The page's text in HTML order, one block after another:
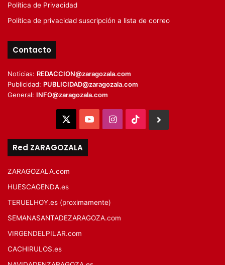
Política de Privacidad
Política de privacidad suscripción a lista de correo
Contacto
Noticias: REDACCION@zaragozala.com
Publicidad: PUBLICIDAD@zaragozala.com
General: INFO@zaragozala.com
YouTubeInstagram
TikTok
Red ZARAGOZALA
ZARAGOZALA.com
HUESCAGENDA.es
TERUELHOY.es (proximamente)
SEMANASANTADEZARAGOZA.com
VIRGENDELPILAR.com
CACHIRULOS.es